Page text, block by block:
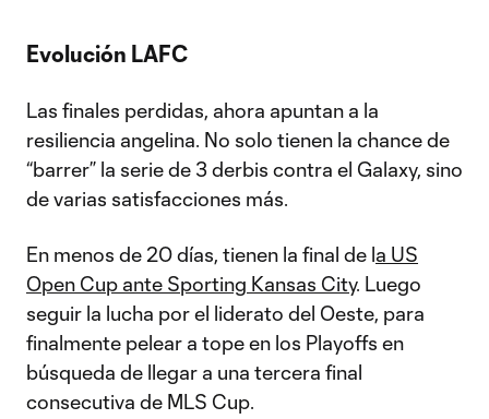
Evolución LAFC
Las finales perdidas, ahora apuntan a la
resiliencia angelina. No solo tienen la chance de
“barrer” la serie de 3 derbis contra el Galaxy, sino
de varias satisfacciones más.
En menos de 20 días, tienen la final de la US
Open Cup ante Sporting Kansas City. Luego
seguir la lucha por el liderato del Oeste, para
finalmente pelear a tope en los Playoffs en
búsqueda de llegar a una tercera final
consecutiva de MLS Cup.